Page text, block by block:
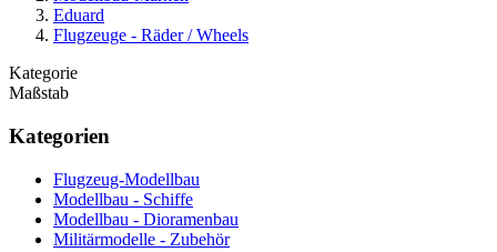
Eduard
Flugzeuge - Räder / Wheels
Kategorie
Maßstab
Kategorien
Flugzeug-Modellbau
Modellbau - Schiffe
Modellbau - Dioramenbau
Militärmodelle - Zubehör